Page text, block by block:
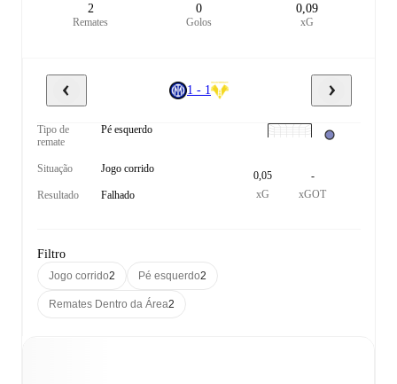
2
Remates
0
Golos
0,09
xG
1 - 1
Tipo de
remate
Pé esquerdo
Situação Jogo corrido
Resultado Falhado
0,05
xG
-
xGOT
Filtro
Jogo corrido2 Pé esquerdo2
Remates Dentro da Área2